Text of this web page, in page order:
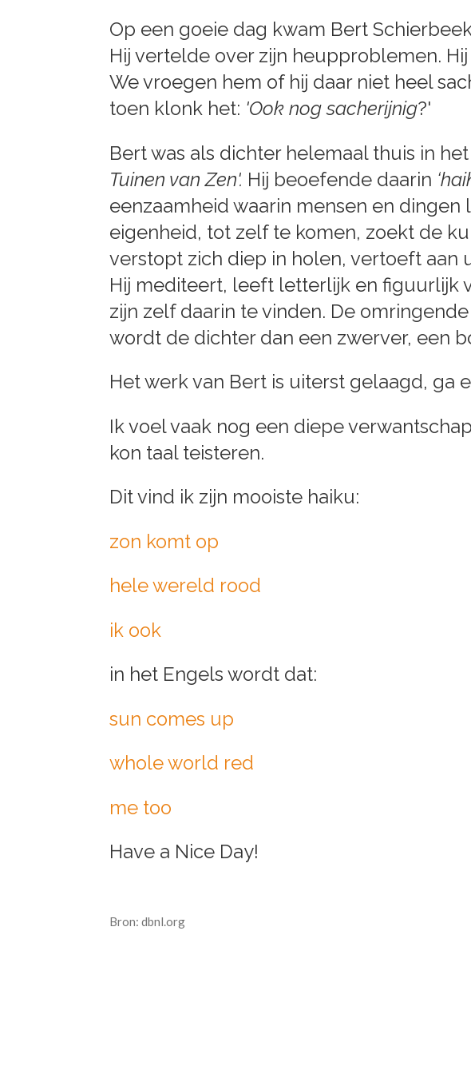
Op een goeie dag kwam Bert
Hij vertelde over zijn heupproblemen.
We vroegen hem of hij daar niet heel
toen klonk het: 'Ook nog sacherijnig?'
Bert was als dichter helemaal thuis in
Tuinen van Zen'. Hij beoefende daarin
eenzaamheid waarin mensen en
eigenheid, tot zelf te komen, zoekt de
verstopt zich diep in holen, vertoeft aan
Hij mediteert, leeft letterlijk en figuurlijk
zijn zelf daarin te vinden. De
wordt de dichter dan een zwerver, een
Het werk van Bert is uiterst gelaagd, ga
Ik voel vaak nog een diepe
kon taal teisteren.
Dit vind ik zijn mooiste haiku:
zon komt op
hele wereld rood
ik ook
in het Engels wordt dat:
sun comes up
whole world red
me too
Have a Nice Day!
Bron: dbnl.org